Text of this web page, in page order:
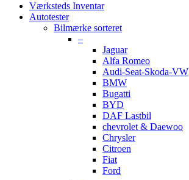
Værksteds Inventar
Autotester
Bilmærke sorteret
–
Jaguar
Alfa Romeo
Audi-Seat-Skoda-VW
BMW
Bugatti
BYD
DAF Lastbil
chevrolet & Daewoo
Chrysler
Citroen
Fiat
Ford